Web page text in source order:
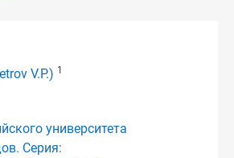
V.P.) 1
университета
Серия: